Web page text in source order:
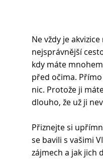
Ne vždy je
nejsprávnější
kdy máte
před očima.
nic. Protože ji
dlouho, že už ji
Přiznejte si
se bavili s vašimi
zájmech a jak jich